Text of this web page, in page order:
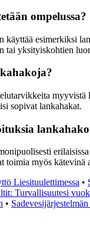
ompelussa?
käyttää esimerkiksi
tai yksityiskohtien
sopivat lankahakat.
toimia myös
Liesituulettimessa •
Turvallisuutesi
•